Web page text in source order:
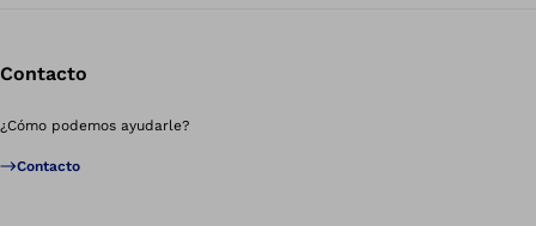
Contacto
¿Cómo podemos ayudarle?
Contacto